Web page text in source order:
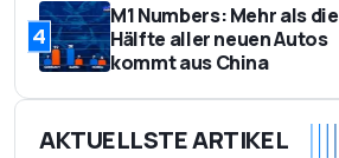
4
M1 Numbers: Mehr als die
Hälfte aller neuen Autos
kommt aus China
AKTUELLSTE ARTIKEL